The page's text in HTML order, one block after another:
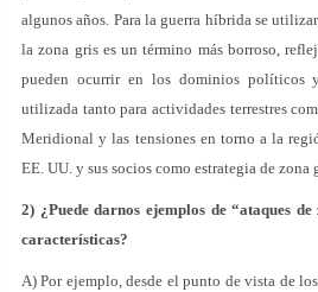
algunos años. Para la guerra híbrida se
la zona gris es un término más borroso,
pueden ocurrir en los dominios políticos
utilizada tanto para actividades terrestres
Meridional y las tensiones en torno a la
EE. UU. y sus socios como estrategia de zona
2) ¿Puede darnos ejemplos de “ataques
características?
A) Por ejemplo, desde el punto de vista de